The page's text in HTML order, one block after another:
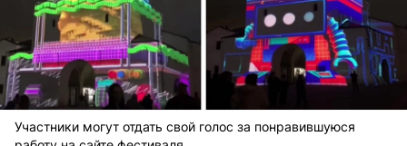
Участники могут отдать свой голос за понравившуюся